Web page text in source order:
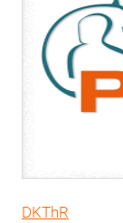
DKThR